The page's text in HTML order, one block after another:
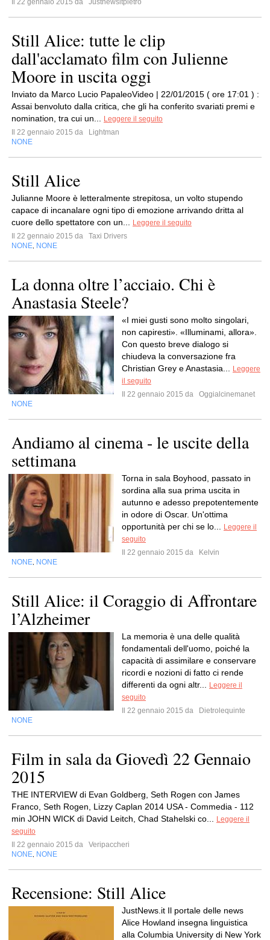
Il 22 gennaio 2015 da Justnewsitpietro
Still Alice: tutte le clip
dall'acclamato film con Julienne
Moore in uscita oggi
Inviato da Marco Lucio PapaleoVideo | 22/01/2015 ( ore 17:01 ) :
Assai benvoluto dalla critica, che gli ha conferito svariati premi e
nomination, tra cui un...
Leggere il seguito
Il 22 gennaio 2015 da
Lightman
NONE
Still Alice
Julianne Moore è letteralmente strepitosa, un volto stupendo
capace di incanalare ogni tipo di emozione arrivando dritta al
cuore dello spettatore con un...
Leggere il seguito
Il 22 gennaio 2015 da
Taxi Drivers
NONE NONE
La donna oltre l’acciaio. Chi è
Anastasia Steele?
«I miei gusti sono molto singolari,
non capiresti». «Illuminami, allora».
Con questo breve dialogo si
chiudeva la conversazione fra
Christian Grey e Anastasia...
Leggere
il seguito
Il 22 gennaio 2015 da
Oggialcinemanet
NONE
Andiamo al cinema - le uscite della
settimana
Torna in sala Boyhood, passato in
sordina alla sua prima uscita in
autunno e adesso prepotentemente
in odore di Oscar. Un'ottima
opportunità per chi se lo...
Leggere il
seguito
Il 22 gennaio 2015 da
Kelvin
NONE NONE
Still Alice: il Coraggio di Affrontare
l’Alzheimer
La memoria è una delle qualità
fondamentali dell'uomo, poiché la
capacità di assimilare e conservare
ricordi e nozioni di fatto ci rende
differenti da ogni altr...
Leggere il
seguito
Il 22 gennaio 2015 da
Dietrolequinte
NONE
Film in sala da Giovedì 22 Gennaio
2015
THE INTERVIEW di Evan Goldberg, Seth Rogen con James
Franco, Seth Rogen, Lizzy Caplan 2014 USA - Commedia - 112
min JOHN WICK di David Leitch, Chad Stahelski co...
Leggere il
seguito
Il 22 gennaio 2015 da
Veripaccheri
NONE NONE
Recensione: Still Alice
JustNews.it Il portale delle news
Alice Howland insegna linguistica
alla Columbia University di New York